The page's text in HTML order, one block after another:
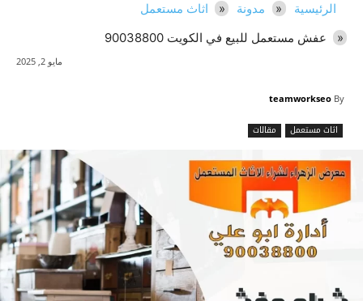
الرئيسية مدونة
اثاث مستعمل
عفش مستعمل للبيع في الكويت 90038800
مايو 2, 2025
By
teamworkseo
اثاث مستعمل مقالات